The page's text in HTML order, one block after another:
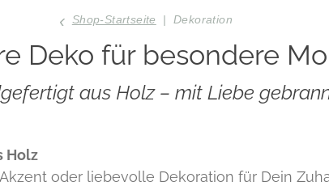
‹ Shop-Startseite | Dekoration
Deko für besondere
aus Holz – mit Liebe
Holz
oder liebevolle Dekoration für Dein